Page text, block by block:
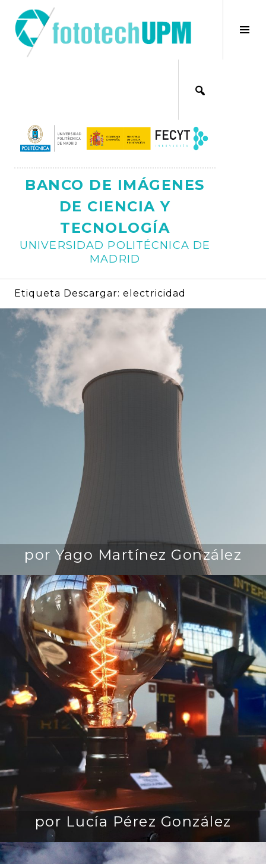
contenido
BANCO DE IMÁGENES
DE CIENCIA Y
TECNOLOGÍA
UNIVERSIDAD POLITÉCNICA DE
MADRID
Etiqueta Descargar: electricidad
por Yago Martínez González
por Lucía Pérez González